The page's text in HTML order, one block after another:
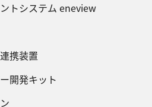
トシステム eneview
携装置
開発キット